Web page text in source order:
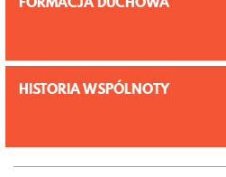
HISTORIA WSPÓLNOTY